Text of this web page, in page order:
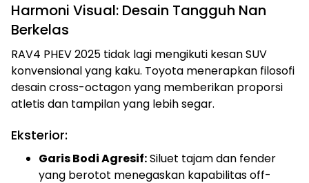
Harmoni Visual: Desain Tangguh Nan
Berkelas
RAV4 PHEV 2025 tidak lagi mengikuti kesan SUV
konvensional yang kaku. Toyota menerapkan filosofi
desain cross-octagon yang memberikan proporsi
atletis dan tampilan yang lebih segar.
Eksterior:
Garis Bodi Agresif:Siluet tajam dan fender
yang berotot menegaskan kapabilitas off-